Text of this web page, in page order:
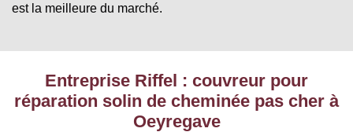
est la meilleure du marché.
Entreprise Riffel : couvreur pour
réparation solin de cheminée pas cher à
Oeyregave